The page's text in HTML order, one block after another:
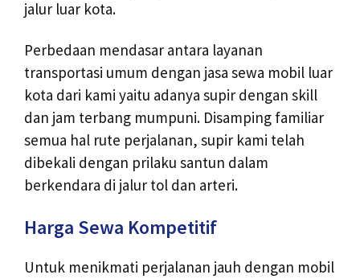
jalur luar kota.
Perbedaan mendasar antara layanan
transportasi umum dengan jasa sewa mobil luar
kota dari kami yaitu adanya supir dengan skill
dan jam terbang mumpuni. Disamping familiar
semua hal rute perjalanan, supir kami telah
dibekali dengan prilaku santun dalam
berkendara di jalur tol dan arteri.
Harga Sewa Kompetitif
Untuk menikmati perjalanan jauh dengan mobil